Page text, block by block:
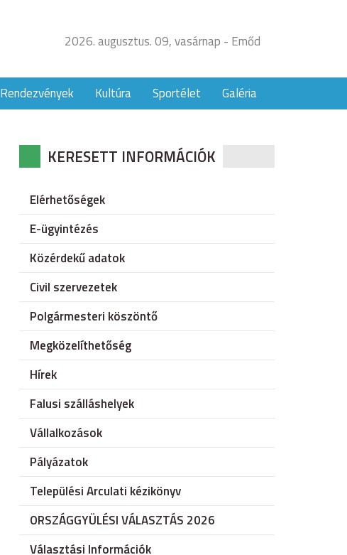
2026. augusztus. 09, vasárnap - Emőd
Rendezvények Kultúra Sportélet Galéria
KERESETT INFORMÁCIÓK
Elérhetőségek
E-ügyintézés
Közérdekű adatok
Civil szervezetek
Polgármesteri köszöntő
Megközelíthetőség
Hírek
Falusi szálláshelyek
Vállalkozások
Pályázatok
Települési Arculati kézikönyv
ORSZÁGGYÜLÉSI VÁLASZTÁS 2026
Választási Információk